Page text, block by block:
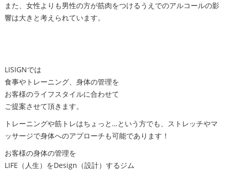
また、女性よりも男性の方が筋肉をつけるうえでのアルコールの影
響は大きと考えられています。
LISIGNでは
食事やトレーニング、身体の管理を
お客様のライフスタイルに合わせて
ご提案させて頂きます。
トレーニングや筋トレはちょっと…という方でも、ストレッチやマ
ッサージで身体へのアプローチも可能であります！
お客様の身体の管理を
LIFE（人生）をDesign（設計）するジム